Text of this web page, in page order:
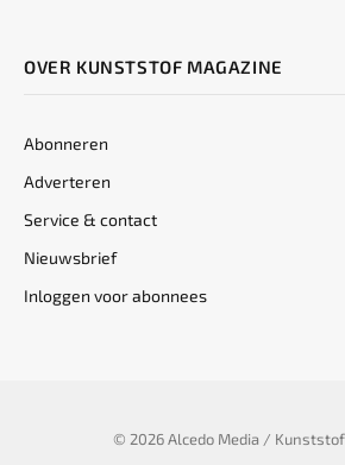
OVER KUNSTSTOF MAGAZINE
Abonneren
Adverteren
Service & contact
Nieuwsbrief
Inloggen voor abonnees
© 2026 Alcedo Media /